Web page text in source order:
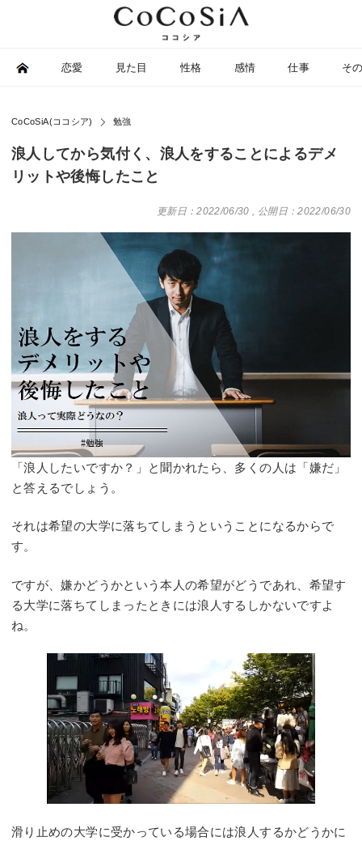
恋愛 見た目 性格 感情 仕事 そ
CoCoSiA(ココシア) 勉強
浪人してから気付く、浪人をすることによるデメ
リットや後悔したこと
更新日：2022/06/30 , 公開日：2022/06/30
「浪人したいですか？」と聞かれたら、多くの人は「嫌だ」
と答えるでしょう。
それは希望の大学に落ちてしまうということになるからで
す。
ですが、嫌かどうかという本人の希望がどうであれ、希望す
る大学に落ちてしまったときには浪人するしかないですよ
ね。
滑り止めの大学に受かっている場合には浪人するかどうかに